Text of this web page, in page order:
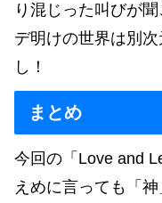
り混じった叫びが
デ明けの世界は別
し！
まとめ
今回の「Love and
えめに言っても「